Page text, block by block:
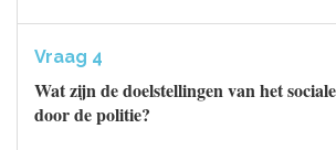
Vraag 4
Wat zijn de doelstellingen van het
door de politie?